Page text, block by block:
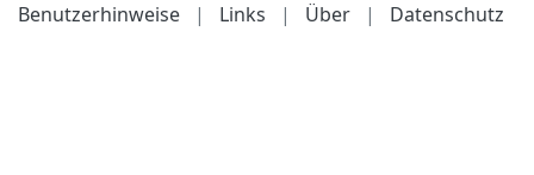
Benutzerhinweise
| Links | Über | Datenschutz